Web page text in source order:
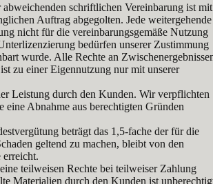
schriftlichen Vereinbarung ist mit
Auftrag abgegolten. Jede weitergehende
nicht für die vereinbarungsgemäße Nutzung
bedürfen unserer Zustimmung
wurde. Alle Rechte an
zu einer Eigennutzung nur mit unserer
Leistung durch den Kunden. Wir verpflichten
Abnahme aus berechtigten Gründen
beträgt das 1,5-fache der für die
geltend zu machen, bleibt von den
erreicht.
teilweisen Rechte bei teilweiser Zahlung
Materialien durch den Kunden ist